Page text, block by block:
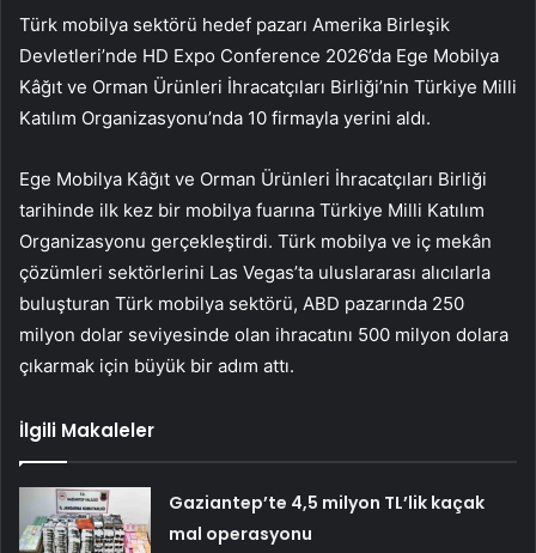
Türk mobilya sektörü hedef pazarı Amerika Birleşik
Devletleri’nde HD Expo Conference 2026’da Ege Mobilya
Kâğıt ve Orman Ürünleri İhracatçıları Birliği’nin Türkiye Milli
Katılım Organizasyonu’nda 10 firmayla yerini aldı.
Ege Mobilya Kâğıt ve Orman Ürünleri İhracatçıları Birliği
tarihinde ilk kez bir mobilya fuarına Türkiye Milli Katılım
Organizasyonu gerçekleştirdi. Türk mobilya ve iç mekân
çözümleri sektörlerini Las Vegas’ta uluslararası alıcılarla
buluşturan Türk mobilya sektörü, ABD pazarında 250
milyon dolar seviyesinde olan ihracatını 500 milyon dolara
çıkarmak için büyük bir adım attı.
İlgili Makaleler
Gaziantep’te 4,5 milyon TL’lik kaçak
mal operasyonu